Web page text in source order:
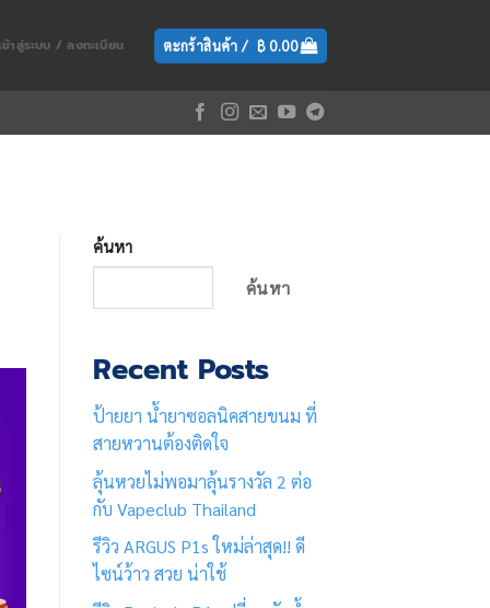
ข้าสู่ระบบ / ลงทะเบียน ตะกร้าสินค้า / ฿0.00
ค้นหา
ค้นหา
Recent Posts
ป้ายยา น้ำยาซอลนิคสายขนม ที่
สายหวานต้องติดใจ
ลุ้นหวยไม่พอมาลุ้นรางวัล 2 ต่อ
กับ Vapeclub Thailand
รีวิว ARGUS P1s ใหม่ล่าสุด!! ดี
ไซน์ว้าว สวย น่าใช้